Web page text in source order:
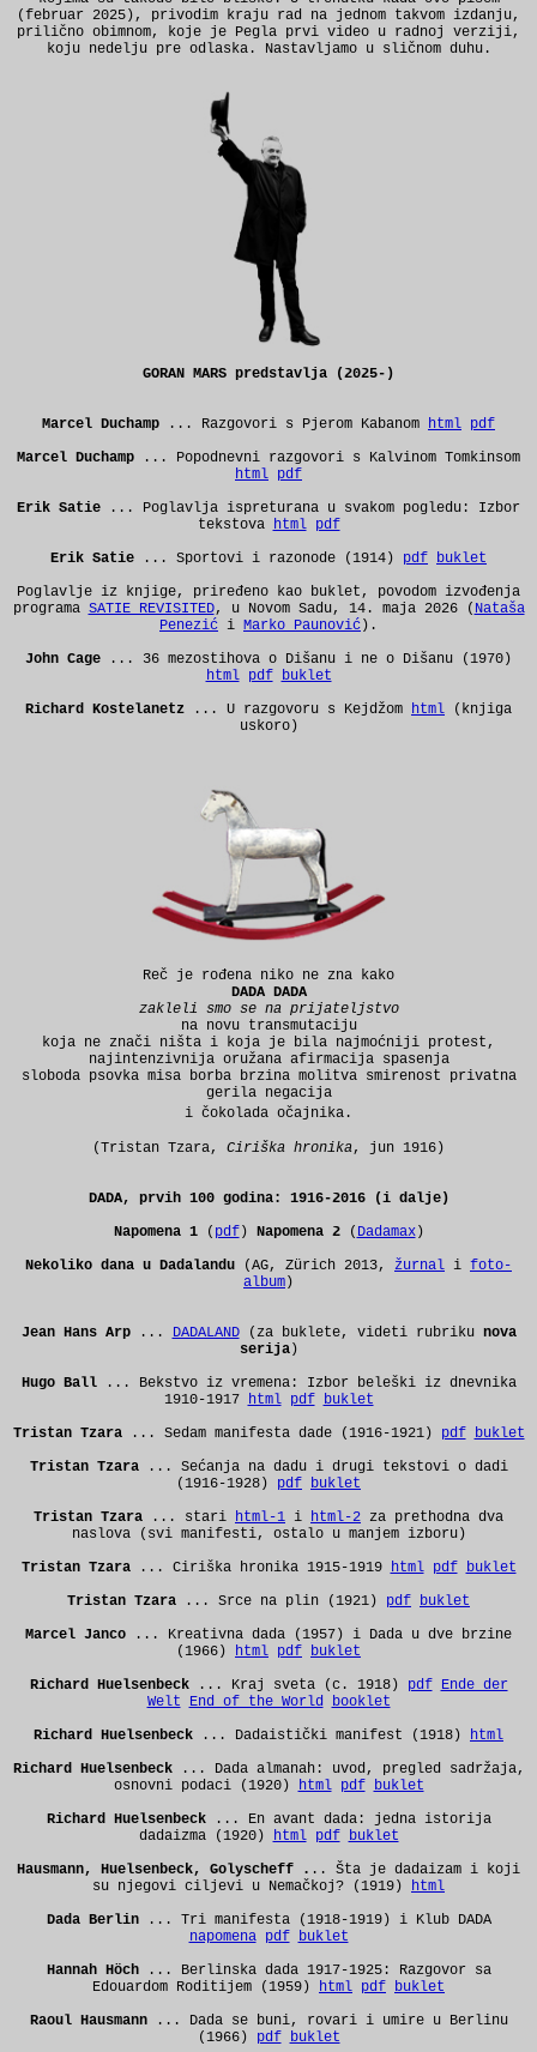
(februar 2025), privodim kraju rad na jednom takvom izdanju,
prilično obimnom, koje je Pegla prvi video u radnoj verziji,
koju nedelju pre odlaska. Nastavljamo u sličnom duhu.
GORAN MARS predstavlja (2025-)
Marcel Duchamp ... Razgovori s Pjerom Kabanom html pdf
Marcel Duchamp
... Popodnevni razgovori s Kalvinom Tomkinsom
html pdf
Erik Satie
...
Poglavlja ispreturana u svakom pogledu: Izbor
tekstova html
pdf
Erik Satie
... Sportovi i razonode (1914) pdf buklet
Poglavlje iz knjige, priređeno kao buklet, povodom izvođenja
programa SATIE REVISITED, u Novom Sadu, 14. maja 2026 ( Nataša
Penezić i Marko Paunović ).
John Cage
... 36 mezostihova o Dišanu i ne o Dišanu (1970)
html
pdf
buklet
Richard Kostelanetz
... U razgovoru s Kejdžom html (knjiga
uskoro)
Reč je rođena niko ne zna kako
DADA DADA
zakleli smo se na prijateljstvo
na novu transmutaciju
koja ne znači ništa i koja je bila najmoćniji protest,
najintenzivnija oružana afirmacija spasenja
sloboda psovka misa borba brzina molitva smirenost privatna
gerila negacija
i čokolada očajnika.
(Tristan Tzara, Ciriška hronika, jun 1916)
DADA, prvih 100 godina: 1916-2016 (i dalje)
Napomena 1
( pdf) Napomena 2 ( Dadamax)
Nekoliko dana u Dadalandu
(AG, Zürich 2013, žurnal i foto-
album )
Jean Hans Arp... DADALAND(za buklete, videti rubriku nova
serija)
Hugo Ball
... Bekstvo iz vremena: Izbor beleški iz dnevnika
1910-1917 html pdf
buklet
Tristan Tzara
... Sedam manifesta dade (1916-1921) pdf
buklet
Tristan Tzara
... Sećanja na dadu i drugi tekstovi o dadi
(1916-1928) pdf buklet
Tristan Tzara
... stari html-1 i html-2 za prethodna dva
naslova (svi manifesti, ostalo u manjem izboru)
Tristan Tzara
... Ciriška hronika 1915-1919 html pdf
buklet
Tristan Tzara
... Srce na plin (1921) pdf buklet
Marcel Janco
... Kreativna dada (1957) i Dada u dve brzine
(1966) html pdf buklet
Richard Huelsenbeck
... Kraj sveta (c. 1918) pdf
Ende der
Welt
End of the World
booklet
Richard Huelsenbeck
... Dadaistički manifest (1918) html
Richard Huelsenbeck
... Dada almanah: uvod, pregled sadržaja,
osnovni podaci (1920)
html pdf
buklet
Richard Huelsenbeck
... En avant dada: jedna istorija
dadaizma (1920)
html pdf
buklet
Hausmann, Huelsenbeck, Golyscheff . .. Šta je dadaizam i koji
su njegovi ciljevi u Nemačkoj? (1919) html
Dada Berlin... Tri manifesta (1918-1919) i Klub DADA
napomena
pdf
buklet
Hannah Höch
... Berlinska dada 1917-1925: Razgovor sa
Edouardom Roditijem (1959)
html pdf buklet
Raoul Hausmann
... Dada se buni, rovari i umire u Berlinu
(1966)
pdf
buklet